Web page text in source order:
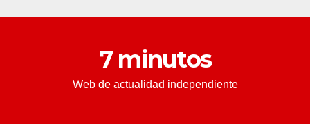
7 minutos
Web de actualidad independiente